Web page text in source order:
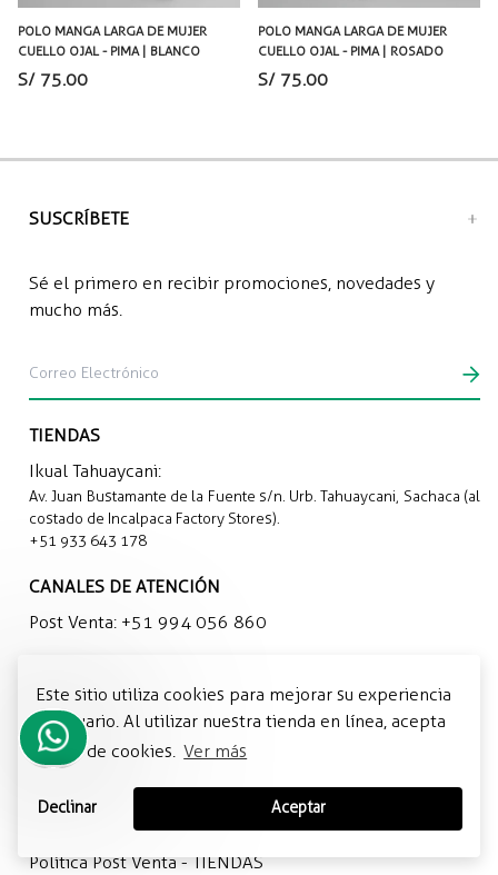
POLO MANGA LARGA DE MUJER
CUELLO OJAL - PIMA | BLANCO
S/ 75.00
POLO MANGA LARGA DE MUJER
CUELLO OJAL - PIMA | ROSADO
S/ 75.00
ayuda
TIENDAS
Ikual Tahuaycani:
Av. Juan Bustamante de la Fuente s/n. Urb. Tahuaycani, Sachaca (al
costado de Incalpaca Factory Stores).
+51 933 643 178
CANALES DE ATENCIÓN
Post Venta: +51 994 056 860
ikualeco@incalpaca.com
POLÍTICAS
Política de Privacidad
Política Post Venta - WEB
Política Post Venta - TIENDAS
SUSCRÍBETE
Sé el primero en recibir promociones, novedades y
mucho más.
Este sitio utiliza cookies para mejorar su experiencia
de usuario. Al utilizar nuestra tienda en línea, acepta
el uso de cookies. Ver más
Declinar Aceptar